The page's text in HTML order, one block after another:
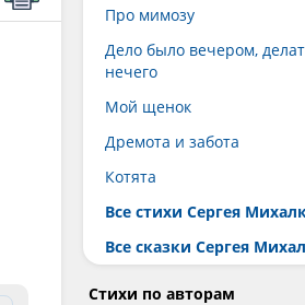
Про мимозу
Дело было вечером,
нечего
Мой щенок
Дремота и забота
Котята
Все стихи Сергея
Все сказки Сергея
Стихи по авторам